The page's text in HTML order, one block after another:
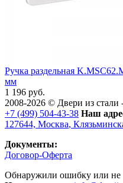
Ручка раздельная
мм
1 196 руб.
2008-2026 © Двери из стали
+7 (499) 504-43-38 Наш
127644, Москва,
Документы:
Договор-Оферта
Обнаружили ошибку или не